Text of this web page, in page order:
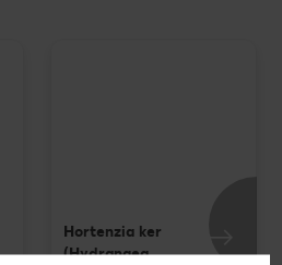
Hortenzia ker
(Hydrangea